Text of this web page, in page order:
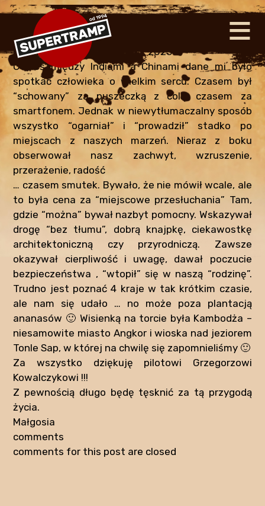
≡
INDOCHINY 21.11 – 16.12.2016
edit
BySupertramp •
January 13, 2025
Gdzieś między Indiami a Chinami dane mi było
spotkać człowieka o wielkim sercu. Czasem był
“schowany” za puszeczką z colą, czasem za
smartfonem. Jednak w niewytłumaczalny sposób
wszystko “ogarniał” i “prowadził” stadko po
miejscach z naszych marzeń. Nieraz z boku
obserwował nasz zachwyt, wzruszenie,
przerażenie, radość
… czasem smutek. Bywało, że nie mówił wcale, ale
to była cena za “miejscowe przesłuchania” Tam,
gdzie “można” bywał nazbyt pomocny. Wskazywał
drogę “bez tłumu”, dobrą knajpkę, ciekawostkę
architektoniczną czy przyrodniczą. Zawsze
okazywał cierpliwość i uwagę, dawał poczucie
bezpieczeństwa , “wtopił” się w naszą “rodzinę”.
Trudno jest poznać 4 kraje w tak krótkim czasie,
ale nam się udało … no może poza plantacją
ananasów 🙂 Wisienką na torcie była Kambodża –
niesamowite miasto Angkor i wioska nad jeziorem
Tonle Sap, w której na chwilę się zapomnieliśmy 🙂
Za wszystko dziękuję pilotowi Grzegorzowi
Kowalczykowi !!!
Z pewnością długo będę tęsknić za tą przygodą
życia.
Małgosia
comments
comments for this post are closed